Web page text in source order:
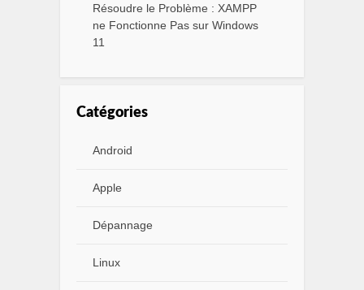
Résoudre le Problème : XAMPP
ne Fonctionne Pas sur Windows
11
Catégories
Android
Apple
Dépannage
Linux